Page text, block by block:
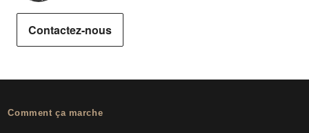
Contactez-nous
Comment ça marche